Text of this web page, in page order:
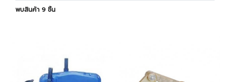
พบสินค้า 9 ชิ้น